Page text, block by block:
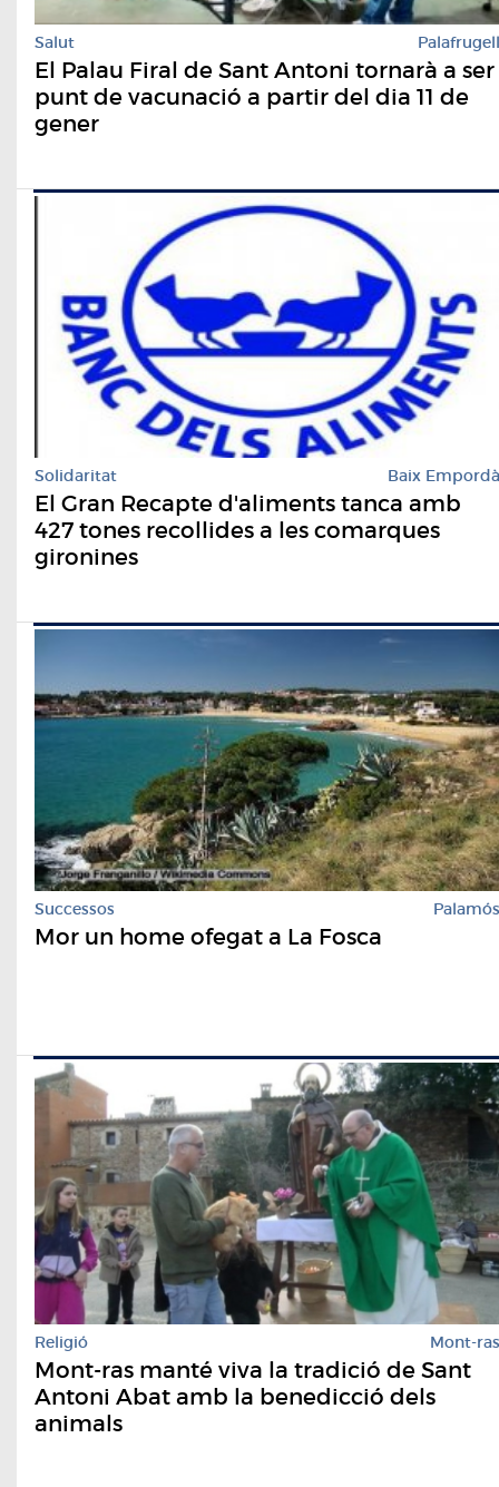
Salut Palafrugell
El Palau Firal de Sant Antoni tornarà a ser
punt de vacunació a partir del dia 11 de
gener
Solidaritat Baix Empordà
El Gran Recapte d'aliments tanca amb
427 tones recollides a les comarques
gironines
Successos Palamós
Mor un home ofegat a La Fosca
Religió Mont-ras
Mont-ras manté viva la tradició de Sant
Antoni Abat amb la benedicció dels
animals